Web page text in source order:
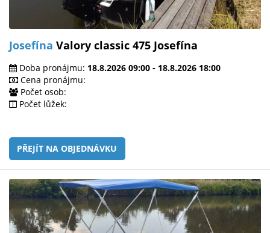
Josefína Valory classic 475 Josefína
Doba pronájmu: 18.8.2026 09:00 - 18.8.2026 18:00
Cena pronájmu:
Počet osob:
Počet lůžek:
PŘEJÍT NA OBJEDNÁVKU